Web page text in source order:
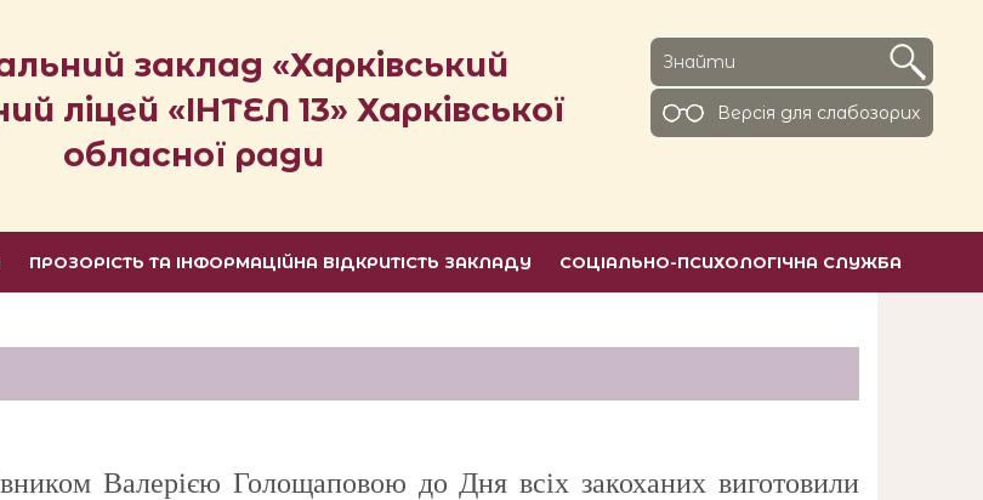
заклад «Харківський
ліцей «ІНТЕЛ 13» Харківської
обласної ради
Версiя для слабозорих
ПРОЗОРІСТЬ ТА ІНФОРМАЦІЙНА ВІДКРИТІСТЬ ЗАКЛАДУ СОЦІАЛЬНО-ПСИХОЛОГІЧНА СЛУЖБА
Валерією Голощаповою до Дня всіх закоханих виготовили